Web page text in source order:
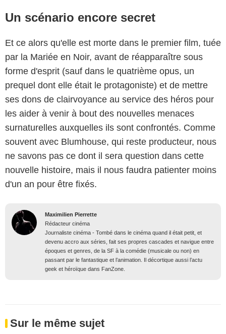
Un scénario encore secret
Et ce alors qu'elle est morte dans le premier film, tuée
par la Mariée en Noir, avant de réapparaître sous
forme d'esprit (sauf dans le quatrième opus, un
prequel dont elle était le protagoniste) et de mettre
ses dons de clairvoyance au service des héros pour
les aider à venir à bout des nouvelles menaces
surnaturelles auxquelles ils sont confrontés. Comme
souvent avec Blumhouse, qui reste producteur, nous
ne savons pas ce dont il sera question dans cette
nouvelle histoire, mais il nous faudra patienter moins
d'un an pour être fixés.
Maximilien Pierrette
Rédacteur cinéma
Journaliste cinéma - Tombé dans le cinéma quand il était petit, et
devenu accro aux séries, fait ses propres cascades et navigue entre
époques et genres, de la SF à la comédie (musicale ou non) en
passant par le fantastique et l’animation. Il décortique aussi l’actu
geek et héroïque dans FanZone.
Sur le même sujet